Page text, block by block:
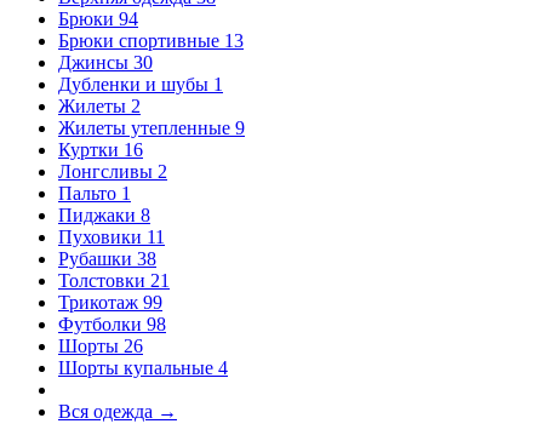
Брюки 94
Брюки спортивные 13
Джинсы 30
Дубленки и шубы 1
Жилеты 2
Жилеты утепленные 9
Куртки 16
Лонгсливы 2
Пальто 1
Пиджаки 8
Пуховики 11
Рубашки 38
Толстовки 21
Трикотаж 99
Футболки 98
Шорты 26
Шорты купальные 4
Вся одежда →